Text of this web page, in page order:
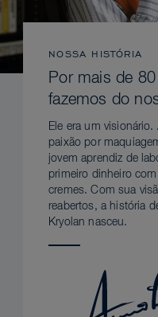
NOSSA HISTÓRIA
Por mais de
fazemos do
Ele era um
paixão por
jovem aprendiz de
primeiro dinheiro
cremes. Com sua
reabertos, a história
Kryolan nasceu.